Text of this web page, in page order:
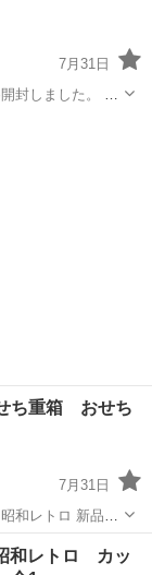
7月31日
しました。 新
ち重箱 おせち
7月31日
ロ 新品未
箱から出しまし
理
和レトロ カッ